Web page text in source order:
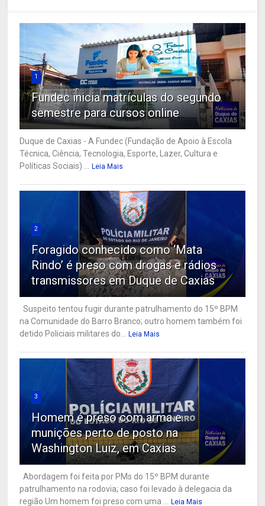
1
Fundec inicia matrículas do segundo
semestre para cursos online
Duque de Caxias - A Fundec (Fundação de Apoio à Escola
Técnica, Ciência, Tecnologia, Esporte, Lazer, Cultura e
Políticas Sociais) ... Leia Mais
2
Foragido conhecido como ‘Mata
Rindo’ é preso com drogas e rádios
transmissores em Duque de Caxias
Suspeito tentou fugir durante patrulhamento do 15º BPM
na Comunidade do Barro Branco; outro homem também foi
detido Policiais militares do... Leia Mais
3
Homem é preso com arma e
munições perto de posto na
Washington Luiz, em Caxias
Abordagem foi feita por PMs do 15º BPM durante
patrulhamento na rodovia; caso foi levado à delegacia da
região Um homem foi preso com uma ... Leia Mais